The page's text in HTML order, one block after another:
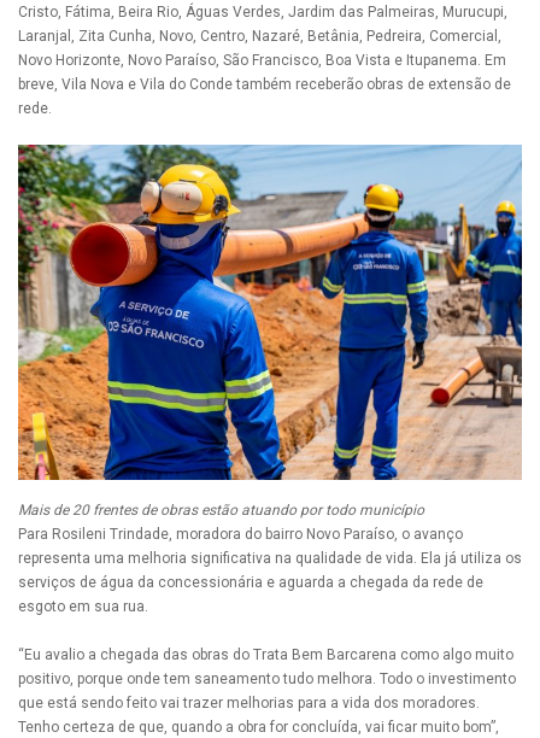
Cristo, Fátima, Beira Rio, Águas Verdes, Jardim das Palmeiras, Murucupi,
Laranjal, Zita Cunha, Novo, Centro, Nazaré, Betânia, Pedreira, Comercial,
Novo Horizonte, Novo Paraíso, São Francisco, Boa Vista e Itupanema. Em
breve, Vila Nova e Vila do Conde também receberão obras de extensão de
rede.
Mais de 20 frentes de obras estão atuando por todo município
Para Rosileni Trindade, moradora do bairro Novo Paraíso, o avanço
representa uma melhoria significativa na qualidade de vida. Ela já utiliza os
serviços de água da concessionária e aguarda a chegada da rede de
esgoto em sua rua.
“Eu avalio a chegada das obras do Trata Bem Barcarena como algo muito
positivo, porque onde tem saneamento tudo melhora. Todo o investimento
que está sendo feito vai trazer melhorias para a vida dos moradores.
Tenho certeza de que, quando a obra for concluída, vai ficar muito bom”,